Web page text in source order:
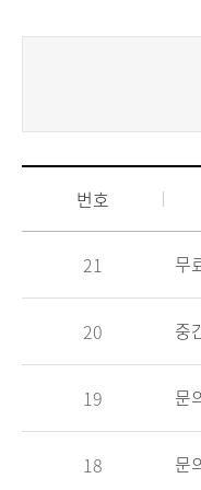
번호
21 무
20 중
19 문
18 문